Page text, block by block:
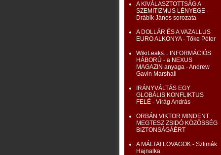
A KIVÁLASZTOTTSÁG A
SZEMITIZMUS LÉNYEGE -
Drábik János sorozata
A DOLLÁR ÉS A VAZALLUS
EURO ALKONYA - Tőke Péter
WikiLeaks... INFORMÁCIÓS
HÁBORÚ - a NEXUS
MAGAZIN anyaga - Andrew
Gavin Marshall
IRÁNYVÁLTÁS EGY
GLOBÁLIS KONFLIKTUS
FELÉ - Virág András
ORBÁN VIKTOR MINDENT
MEGTESZ ZSIDÓ KÖZÖSSÉG
BIZTONSÁGÁÉRT
A MÁLTAI LOVAGOK - Szlimák
Hajnalka